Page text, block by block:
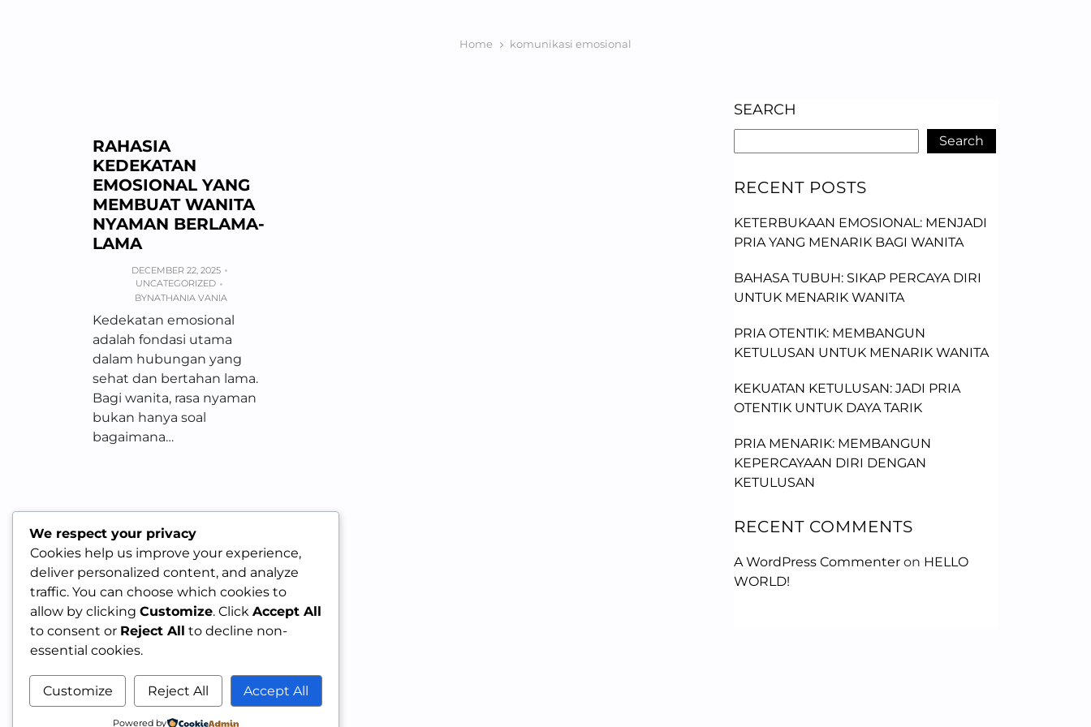
Home komunikasi emosional
RAHASIA
KEDEKATAN
EMOSIONAL YANG
MEMBUAT WANITA
NYAMAN BERLAMA-
LAMA
DECEMBER 22, 2025
UNCATEGORIZED
BYNATHANIA VANIA
Kedekatan emosional
adalah fondasi utama
dalam hubungan yang
sehat dan bertahan lama.
Bagi wanita, rasa nyaman
bukan hanya soal
bagaimana…
SEARCH
Search
RECENT POSTS
KETERBUKAAN EMOSIONAL: MENJADI
PRIA YANG MENARIK BAGI WANITA
BAHASA TUBUH: SIKAP PERCAYA DIRI
UNTUK MENARIK WANITA
PRIA OTENTIK: MEMBANGUN
KETULUSAN UNTUK MENARIK WANITA
KEKUATAN KETULUSAN: JADI PRIA
OTENTIK UNTUK DAYA TARIK
PRIA MENARIK: MEMBANGUN
KEPERCAYAAN DIRI DENGAN
KETULUSAN
RECENT COMMENTS
A WordPress Commenter on HELLO
WORLD!
We respect your privacy
Cookies help us improve your experience,
deliver personalized content, and analyze
traffic. You can choose which cookies to
allow by clicking Customize. Click Accept All
to consent or Reject All to decline non-
essential cookies.
Customize Reject All Accept All
Powered by